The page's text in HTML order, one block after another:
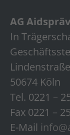
AG
In
50674 Köln
Tel. 0221 –
Fax 0221 –
E-Mail